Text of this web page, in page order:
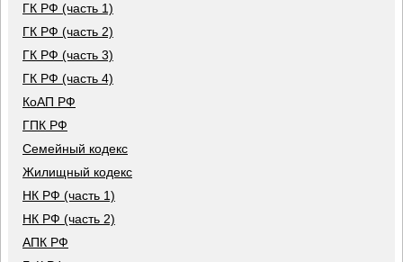
ГК РФ (часть 1)
ГК РФ (часть 2)
ГК РФ (часть 3)
ГК РФ (часть 4)
КоАП РФ
ГПК РФ
Семейный кодекс
Жилищный кодекс
НК РФ (часть 1)
НК РФ (часть 2)
АПК РФ